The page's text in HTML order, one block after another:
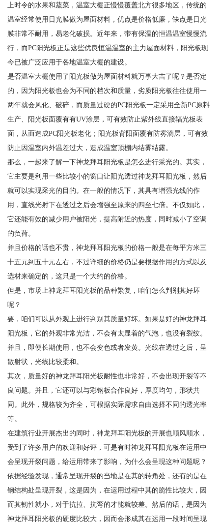
上时令的水果和蔬菜，温室大棚正慢慢覆盖北方很多地区，传统的
温室经常使用日光膜做为屋面材料，优点是价格低廉，缺点是日光
膜非常不耐用，易老化破损。近年来，带有保温的恒温温室慢慢流
行，而PC阳光板正是这些优良恒温温室的主力屋面材料，阳光板现
今已被广泛应用于各地温室大棚的建设。
是否温室大棚使用了阳光板做为屋面材料就万事大吉了呢？是否定
的，因为阳光板也会为不同的档次和质量，劣质阳光板往往使用一
两年就会风化、破碎，而质量过硬的PC阳光板一定采用全新PC原料
生产、阳光板面覆有有UV涂层，可有效防止紫外线直接辐光板表
面，从而造成PC阳光板老化；阳光板背阳面覆有防雾滴层，可有效
防止因温室内外温差过大，造成温室顶棚内结雾结露。
那么，一起来了解一下神龙拜耳阳光板是怎么进行采光的。其实，
它主要是利用一些比较小的窗口让阳光透过神龙拜耳阳光板，然后
就可以实现采光的目的。在一般的情况下，其具有增强光线的作
用，直线光射下在透过之后会增强至原来的四至七倍。不仅如此，
它还能有效的减少用户被阳光，提高附近的热度，同时减小了空调
的负荷。
并且价格的话也不贵，神龙拜耳阳光板的价格一般是在每平方米三
十五元到五十元左右，不过详细的价格仍是要根据作用的方式以及
选材来确定的，这只是一个大约的价格。
但是，市场上神龙拜耳阳光板的品种繁复，咱们怎么判别其好坏
呢？
要，咱们可以从外观上进行判别其质量好坏。如果是好的神龙拜耳
阳光板，它的外观非常光洁，不会有太显着的气泡，也没有裂纹。
并且，即便长期使用，也不会变色或者发黄。光线在透过之后，呈
散射状，光线比较柔和。
其次，质量好的神龙拜耳阳光板耐性也非常好，不会出现开裂等不
良问题。并且，它还可以与彩钢板合作良好，厚度均匀，形状共
同。此外，规格较为齐全，可根据实际需求自由选择不同的透光率
等。
在建筑行业开展杰出的同时，神龙拜耳阳光板的开展也顺风顺水，
受到了许多用户的欢迎和好评，可是有时神龙拜耳阳光板在运用中
会呈现开裂问题，给运用带来了影响，为什么会呈现这种问题呢？
依据经验发现，通常呈现开裂的当地是在其的转角处，还有的是在
钢结构处呈现开裂，这是因为，在运用过程中其的脆性比较大，因
而其韧性就小，对于抗拉、抗弯的才能就较差。然后的话，是因为
神龙拜耳阳光板的硬度比较大，因而会形成其在运用一段时间呈现